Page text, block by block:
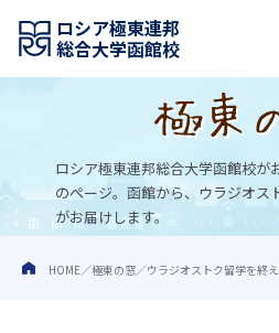
ロシア極東連邦
総合大学函館校
ロシア極東連邦総合大学函館校が
のページ。 函館から、ウラジオス
がお届けします。
HOME 極東の窓 ウラジオストク留学を終